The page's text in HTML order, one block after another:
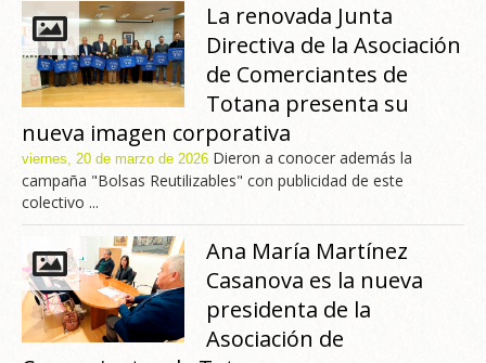
La renovada Junta
Directiva de la Asociación
de Comerciantes de
Totana presenta su
nueva imagen corporativa
viernes, 20 de marzo de 2026 Dieron a conocer además la
campaña "Bolsas Reutilizables" con publicidad de este
colectivo ...
Ana María Martínez
Casanova es la nueva
presidenta de la
Asociación de